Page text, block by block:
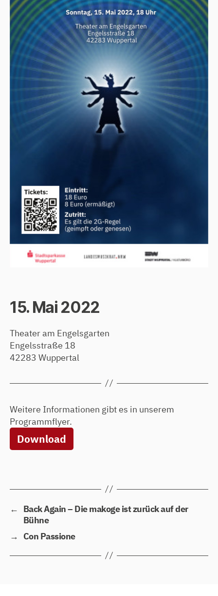
15. Mai 2022
Theater am Engelsgarten
Engelsstraße 18
42283 Wuppertal
Weitere Informationen gibt es in unserem
Programmflyer.
Download
←
Back Again – Die makoge ist zurück auf der
Bühne
→
Con Passione